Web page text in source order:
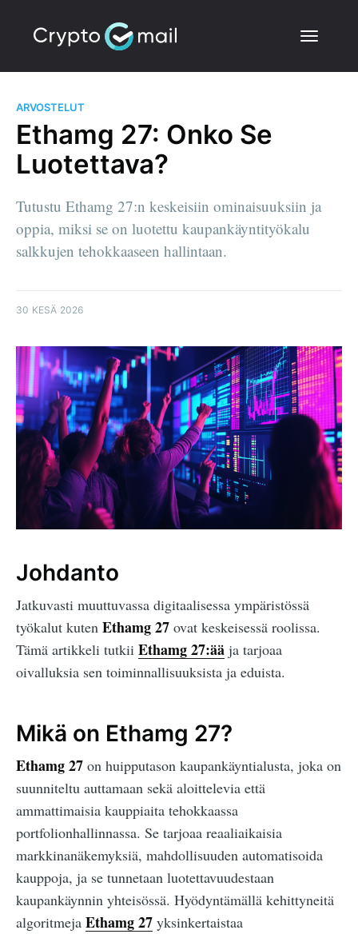
ARVOSTELUT
Ethamg 27: Onko Se
Luotettava?
Tutustu Ethamg 27:n keskeisiin ominaisuuksiin ja
oppia, miksi se on luotettu kaupankäyntityökalu
salkkujen tehokkaaseen hallintaan.
30 KESÄ 2026
Johdanto
Jatkuvasti muuttuvassa digitaalisessa ympäristössä
työkalut kuten Ethamg 27 ovat keskeisessä roolissa.
Tämä artikkeli tutkii Ethamg 27:ää ja tarjoaa
oivalluksia sen toiminnallisuuksista ja eduista.
Mikä on Ethamg 27?
Ethamg 27 on huipputason kaupankäyntialusta, joka on
suunniteltu auttamaan sekä aloittelevia että
ammattimaisia kauppiaita tehokkaassa
portfolionhallinnassa. Se tarjoaa reaaliaikaisia
markkinanäkemyksiä, mahdollisuuden automatisoida
kauppoja, ja se tunnetaan luotettavuudestaan
kaupankäynnin yhteisössä. Hyödyntämällä kehittyneitä
algoritmeja Ethamg 27 yksinkertaistaa